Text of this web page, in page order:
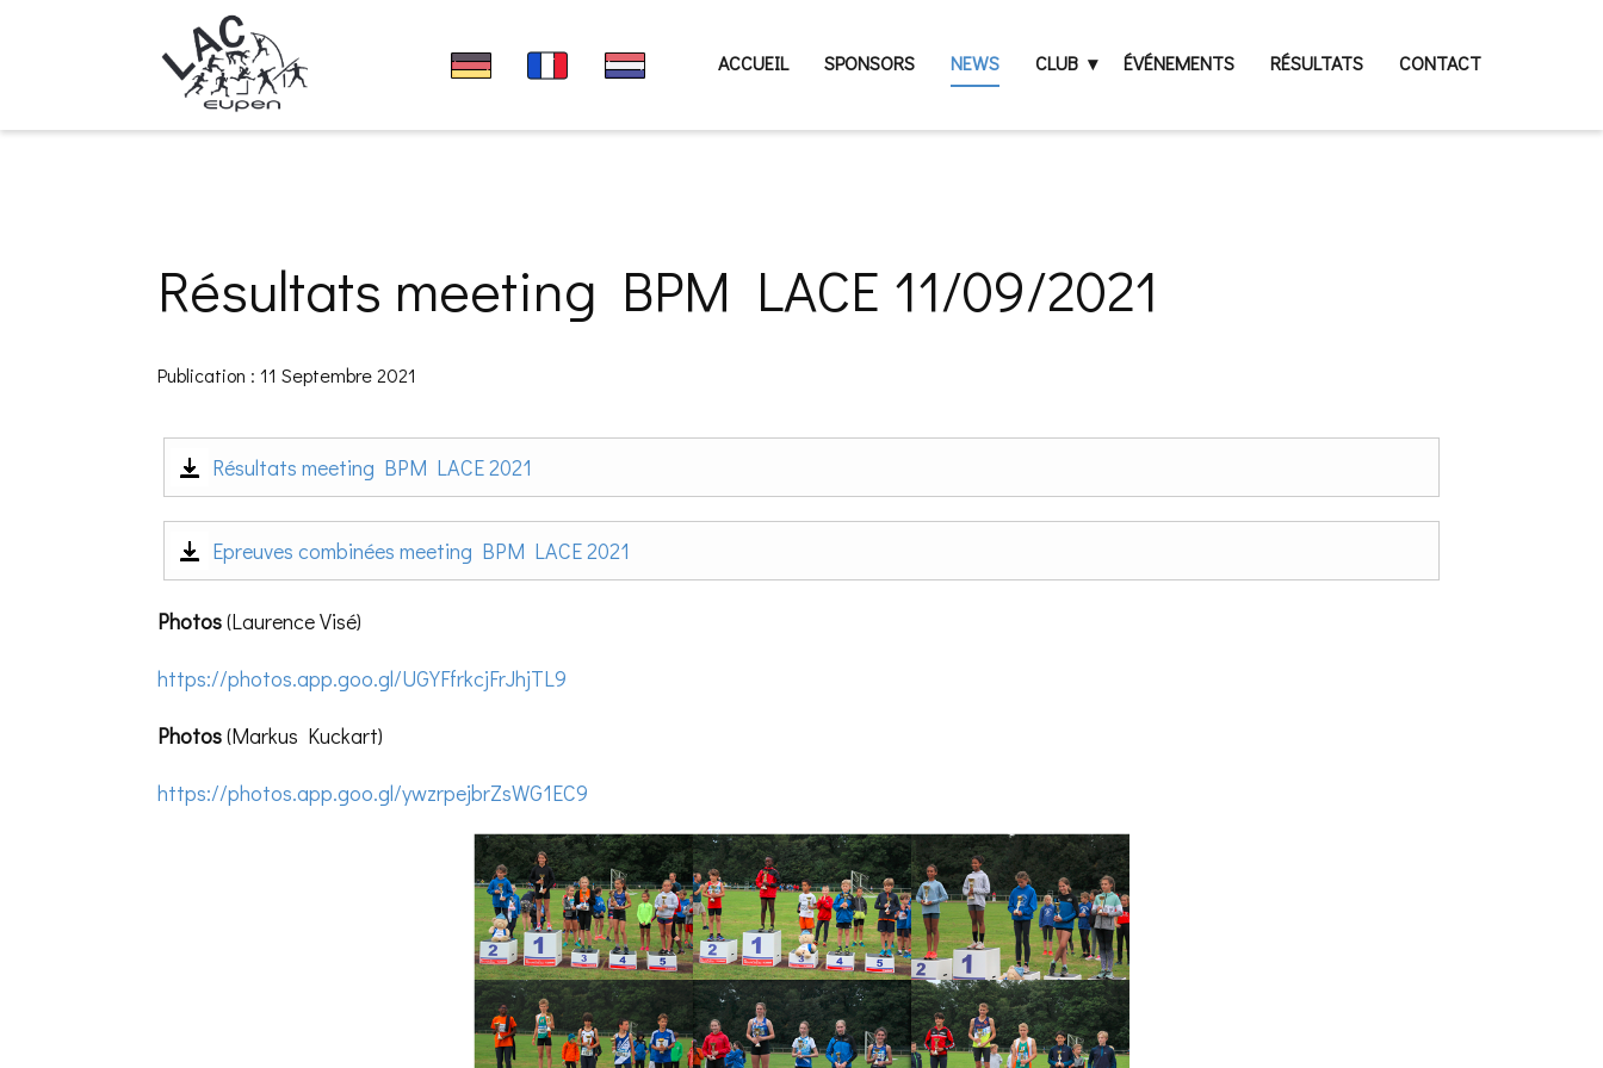
ACCUEIL SPONSORS NEWS CLUB ÉVÉNEMENTS RÉSULTATS CONTACT
Résultats meeting BPM LACE 11/09/2021
Publication : 11 Septembre 2021
Résultats meeting BPM LACE 2021
Epreuves combinées meeting BPM LACE 2021
Photos(Laurence Visé)
https://photos.app.goo.gl/UGYFfrkcjFrJhjTL9
Photos(Markus Kuckart)
https://photos.app.goo.gl/ywzrpejbrZsWG1EC9